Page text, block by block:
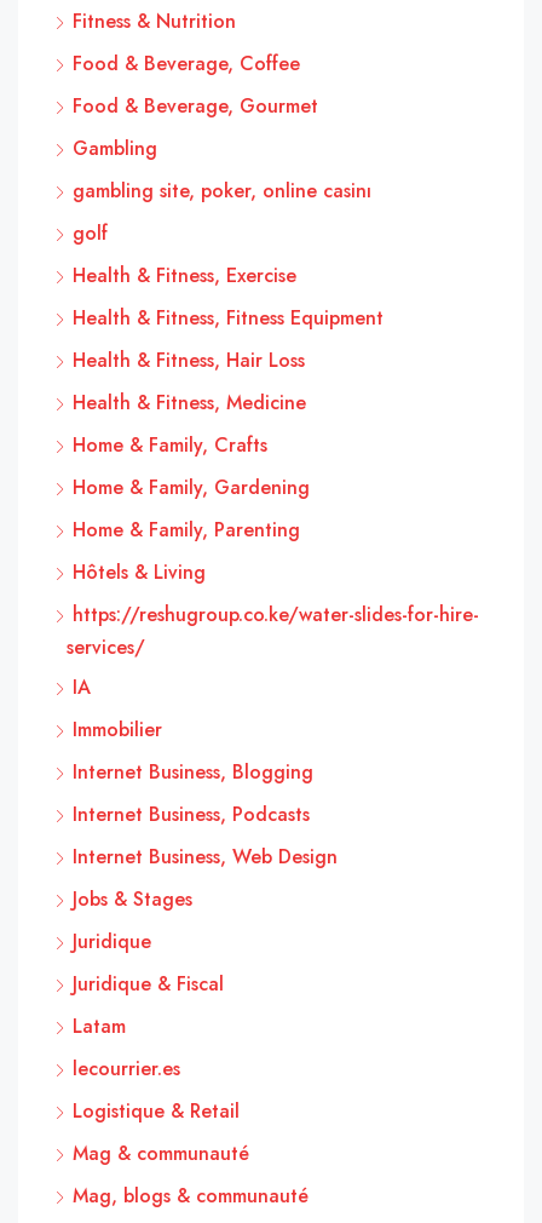
Fitness & Nutrition
Food & Beverage, Coffee
Food & Beverage, Gourmet
Gambling
gambling site, poker, online casinı
golf
Health & Fitness, Exercise
Health & Fitness, Fitness Equipment
Health & Fitness, Hair Loss
Health & Fitness, Medicine
Home & Family, Crafts
Home & Family, Gardening
Home & Family, Parenting
Hôtels & Living
https://reshugroup.co.ke/water-slides-for-hire-
services/
IA
Immobilier
Internet Business, Blogging
Internet Business, Podcasts
Internet Business, Web Design
Jobs & Stages
Juridique
Juridique & Fiscal
Latam
lecourrier.es
Logistique & Retail
Mag & communauté
Mag, blogs & communauté